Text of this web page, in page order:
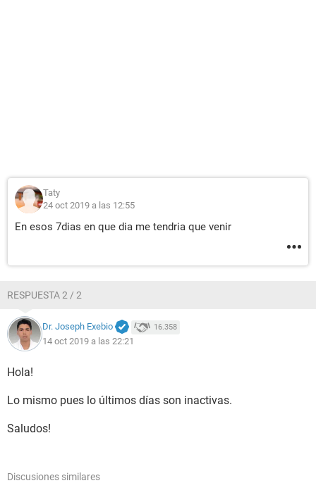
Taty
24 oct 2019 a las 12:55
En esos 7dias en que dia me tendria que venir
RESPUESTA 2 / 2
Dr. Joseph Exebio 16.358
14 oct 2019 a las 22:21
Hola!
Lo mismo pues lo últimos días son inactivas.
Saludos!
Discusiones similares